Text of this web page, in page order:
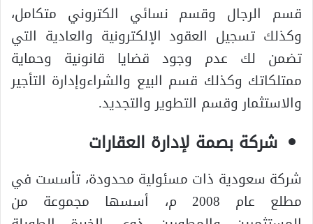
قسم الرجال وقسم نسائي الكتروني متكامل،
وكذلك تسجيل العقود الإلكترونية والعادية التي
تضمن لك عدم وجود قضايا قانونية وحماية
ممتلكاتك وكذلك قسم البيع والشراءوإدارة التأجير
والاستثمار وقسم التطوير والتجديد.
شركة بصمة لإدارة العقارات
شركة سعودية ذات مسئولية محدودة، تأسست في
مطلع عام 2008 م، أسسها مجموعة من